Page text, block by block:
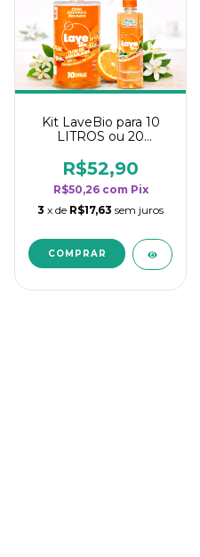
Kit LaveBio para 10
LITROS ou 20
rendimento da
categoria - Flor de
Laranjeira
R$52,90
R$50,26 com Pix
3 x de R$17,63 sem juros